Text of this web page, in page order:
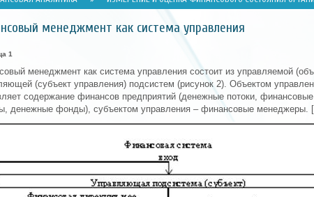
менеджмент как система управления
1
менеджмент как система управления состоит из управляемой
(субъект управления) подсистем (рисунок 2). Объектом
содержание финансов предприятий (денежные потоки,
денежные фонды), субъектом управления – финансовые менеджеры.